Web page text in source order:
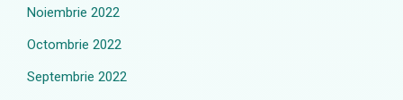
Noiembrie 2022
Octombrie 2022
Septembrie 2022